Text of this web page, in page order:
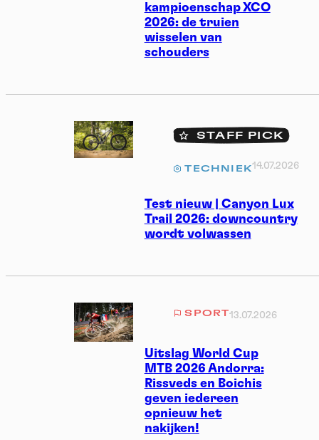
kampioenschap XCO
2026: de truien
wisselen van
schouders
Test nieuw | Canyon Lux
Trail 2026: downcountry
wordt volwassen
STAFF PICK
TECHNIEK14.07.2026
Uitslag World Cup
MTB 2026 Andorra:
Rissveds en Boichis
geven iedereen
opnieuw het
nakijken!
SPORT13.07.2026